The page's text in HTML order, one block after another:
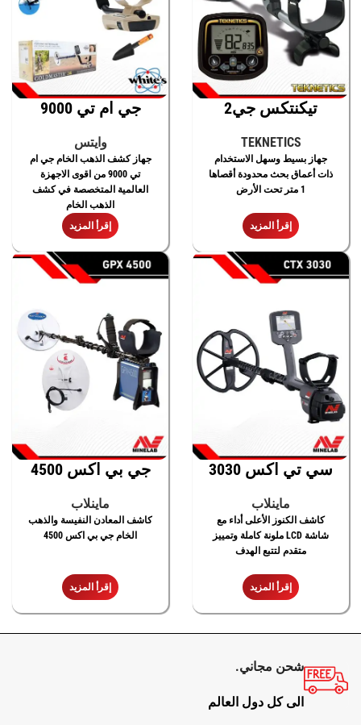
تيكنتكس جي2
TEKNETICS
جهاز بسيط وسهل الاستخدام
ذات أعماق بحث محدودة أقصاها
1 متر تحت الأرض
إقرأ المزيد
جي ام تي 9000
وايتس
جهاز كشف الذهب الخام جي ام
تي 9000 من اقوى الاجهزة
العالمية المتخصصة في كشف
الذهب الخام
إقرأ المزيد
سي تي اكس 3030
ماينلاب
كاشف الكنوز الأعلى أداء مع
شاشة LCD ملونة كاملة وتمييز
متقدم لتتبع الهدف
إقرأ المزيد
جي بي اكس 4500
ماينلاب
كاشف المعادن النفيسة والذهب
الخام جي بي اكس 4500
إقرأ المزيد
شحن مجاني.
الى كل دول العالم